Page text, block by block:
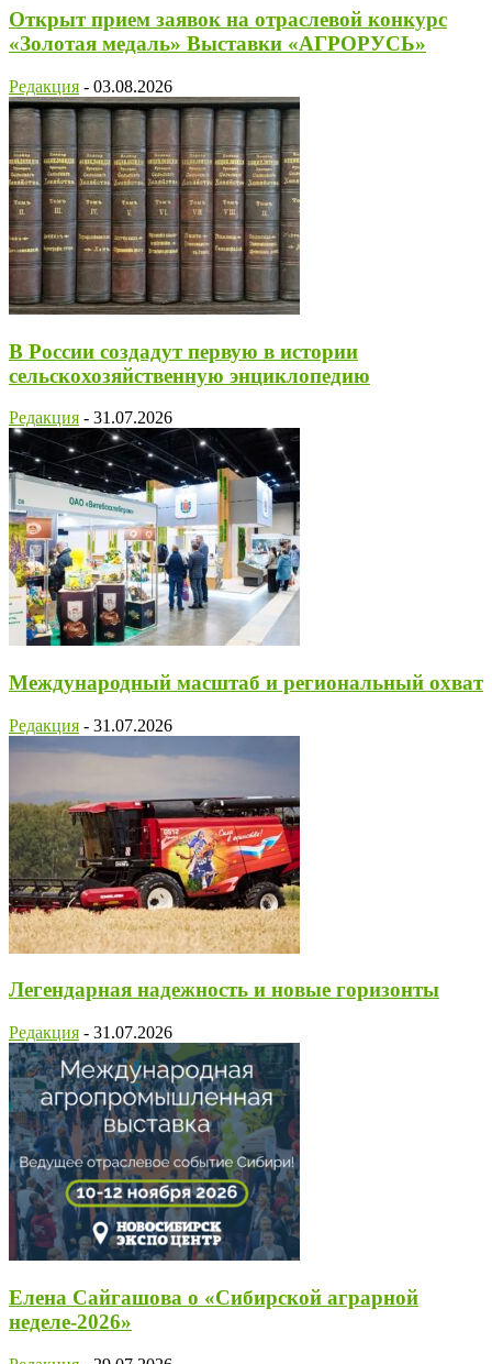
Открыт прием заявок на отраслевой конкурс
«Золотая медаль» Выставки «АГРОРУСЬ»
Редакция - 03.08.2026
В России создадут первую в истории
сельскохозяйственную энциклопедию
Редакция - 31.07.2026
Международный масштаб и региональный охват
Редакция - 31.07.2026
Легендарная надежность и новые горизонты
Редакция - 31.07.2026
Елена Сайгашова о «Сибирской аграрной
неделе-2026»